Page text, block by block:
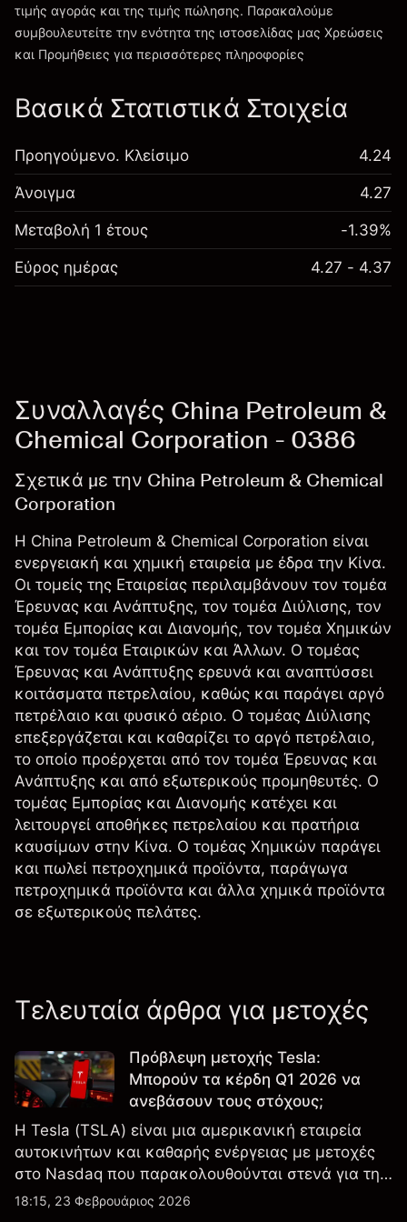
Χρεώσεις και Τέλη
τιμής αγοράς και της τιμής πώλησης. Παρακαλούμε
συμβουλευτείτε την ενότητα της ιστοσελίδας μας Χρεώσεις
και Προμήθειες για περισσότερες πληροφορίες
Βασικά Στατιστικά Στοιχεία
Προηγούμενο. Κλείσιμο 4.24
Άνοιγμα 4.27
Μεταβολή 1 έτους -1.39%
Εύρος ημέρας 4.27 - 4.37
Συναλλαγές China Petroleum &
Chemical Corporation - 0386
Σχετικά με την China Petroleum & Chemical
Corporation
Η China Petroleum & Chemical Corporation είναι
ενεργειακή και χημική εταιρεία με έδρα την Κίνα.
Οι τομείς της Εταιρείας περιλαμβάνουν τον τομέα
Έρευνας και Ανάπτυξης, τον τομέα Διύλισης, τον
τομέα Εμπορίας και Διανομής, τον τομέα Χημικών
και τον τομέα Εταιρικών και Άλλων. Ο τομέας
Έρευνας και Ανάπτυξης ερευνά και αναπτύσσει
κοιτάσματα πετρελαίου, καθώς και παράγει αργό
πετρέλαιο και φυσικό αέριο. Ο τομέας Διύλισης
επεξεργάζεται και καθαρίζει το αργό πετρέλαιο,
το οποίο προέρχεται από τον τομέα Έρευνας και
Ανάπτυξης και από εξωτερικούς προμηθευτές. Ο
τομέας Εμπορίας και Διανομής κατέχει και
λειτουργεί αποθήκες πετρελαίου και πρατήρια
καυσίμων στην Κίνα. Ο τομέας Χημικών παράγει
και πωλεί πετροχημικά προϊόντα, παράγωγα
πετροχημικά προϊόντα και άλλα χημικά προϊόντα
σε εξωτερικούς πελάτες.
Τελευταία άρθρα για μετοχές
Πρόβλεψη μετοχής Tesla:
Μπορούν τα κέρδη Q1 2026 να
ανεβάσουν τους στόχους;
Η Tesla (TSLA) είναι μια αμερικανική εταιρεία
αυτοκινήτων και καθαρής ενέργειας με μετοχές
στο Nasdaq που παρακολουθούνται στενά για την
απόδοση κερδών, τα δεδομένα παραδόσεων και
18:15, 23 Φεβρουάριος 2026